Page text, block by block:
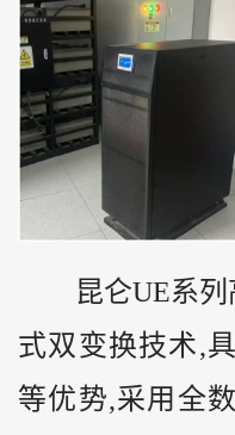
昆仑UE系
式双变换技术,
等优势,采用全